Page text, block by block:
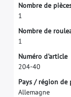
Nombre de pièce
1
Nombre de roule
1
Numéro d'article
204-40
Pays / région de
Allemagne